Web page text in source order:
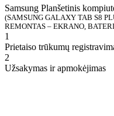
Samsung Planšetinis
(SAMSUNG GALAXY TAB S8
REMONTAS – EKRANO,
1
Prietaiso trūkumų
2
Užsakymas ir apmokėjimas